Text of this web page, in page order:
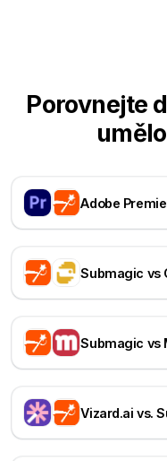
Porovnejte
Adobe
Submagic vs
Submagic vs
Vizard.ai vs.